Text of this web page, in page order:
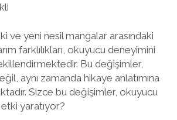
ve yeni nesil mangalar arasındaki
farklılıkları, okuyucu deneyimini
Bu değişimler,
aynı zamanda hikaye anlatımına
Sizce bu değişimler, okuyucu
yaratıyor?